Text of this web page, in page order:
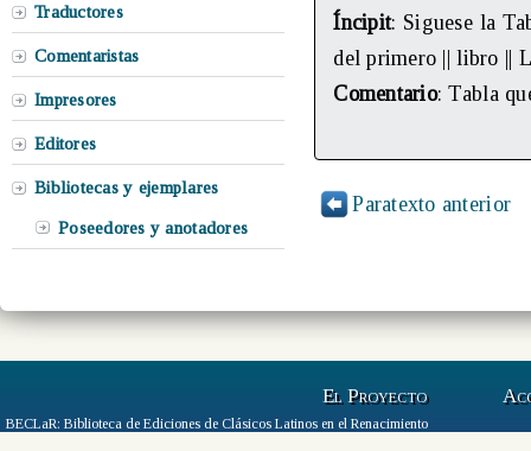
Traductores
Comentaristas
Impresores
Editores
Bibliotecas y ejemplares
Poseedores y anotadores
Íncipit: Siguese la
del primero || libro ||
Comentario: Tabla
Paratexto anterior
El Proyecto
BECLaR: Biblioteca de Ediciones de Clásicos Latinos en el Renacimiento